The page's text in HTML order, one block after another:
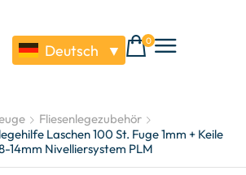
Deutsch ▼
0
Fliesenlegezubehör
Laschen 100 St. Fuge 1mm + Keile
14mm Nivelliersystem PLM